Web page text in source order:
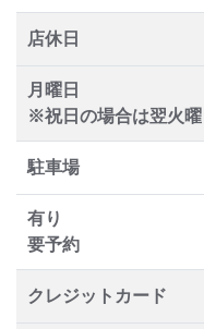
店休日
月曜日
※祝日の場合は翌火曜
駐車場
有り
要予約
クレジットカード